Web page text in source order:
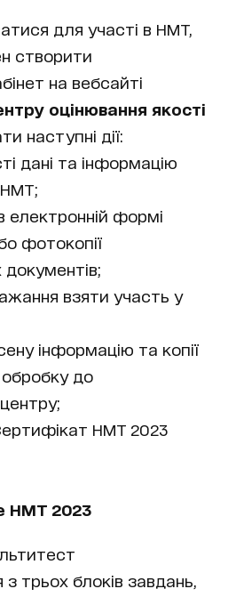
для участі в НМТ,
створити
на вебсайті
оцінювання якості
наступні дії:
дані та інформацію
НМТ;
електронній формі
фотокопії
документів;
взяти участь у
інформацію та копії
обробку до
НМТ 2023
НМТ 2023
трьох блоків завдань,